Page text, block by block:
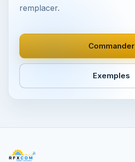
remplacer.
Commander
Exemples